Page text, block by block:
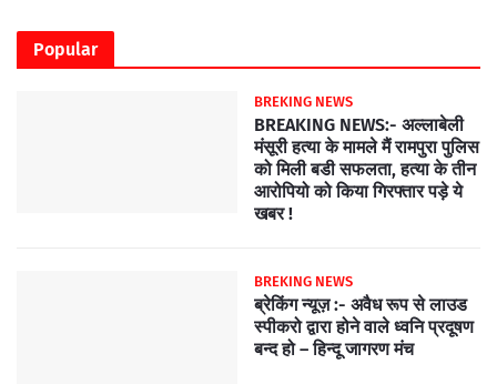
Popular
BREKING NEWS
BREAKING NEWS:- अल्लाबेली
मंसूरी हत्या के मामले मैं रामपुरा पुलिस
को मिली बडी सफलता, हत्या के तीन
आरोपियो को किया गिरफ्तार पड़े ये
खबर !
BREKING NEWS
ब्रेकिंग न्यूज़ :- अवैध रूप से लाउड
स्पीकरो द्वारा होने वाले ध्वनि प्रदूषण
बन्द हो – हिन्दू जागरण मंच